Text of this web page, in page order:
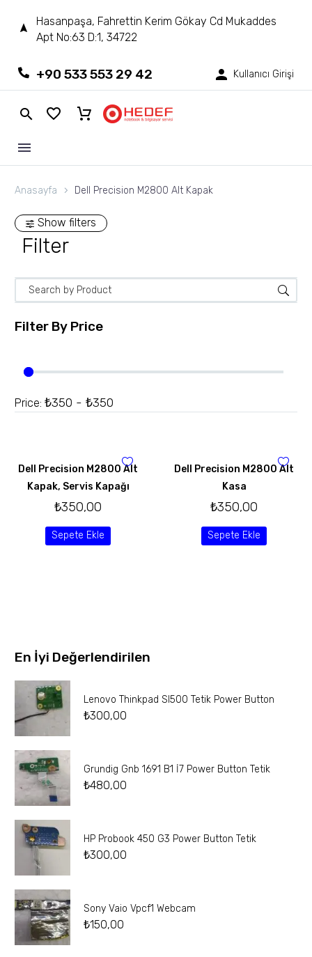
Hasanpaşa, Fahrettin Kerim Gökay Cd Mukaddes
Apt No:63 D:1, 34722
+90 533 553 29 42 Kullanıcı Girişi
Anasayfa Dell Precision M2800 Alt Kapak
Show filters
Filter
Filter By Price
Price: ₺350 - ₺350
Dell Precision M2800 Alt
Kapak, Servis Kapağı
₺350,00
Sepete Ekle
Dell Precision M2800 Alt
Kasa
₺350,00
Sepete Ekle
En İyi Değerlendirilen
Lenovo Thinkpad Sl500 Tetik Power Button
₺300,00
Grundig Gnb 1691 B1 İ7 Power Button Tetik
₺480,00
HP Probook 450 G3 Power Button Tetik
₺300,00
Sony Vaio Vpcf1 Webcam
₺150,00